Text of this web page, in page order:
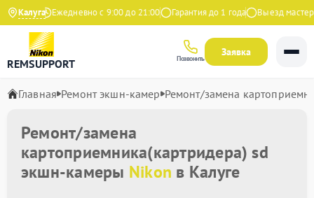
КалугаЕжедневно с 9:00 до 21:00 Гарантия до 1 года Выезд мастера
REMSUPPORT Позвонить
Заявка
Главная Ремонт экшн-камер Ремонт/замена
Ремонт/замена
картоприемника(картридера) sd
экшн-камеры Nikon в Калуге